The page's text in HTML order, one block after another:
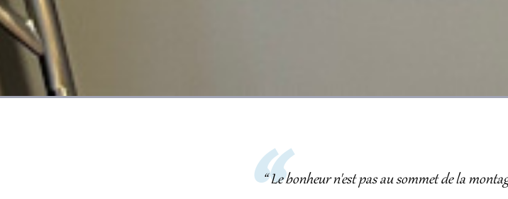
“ Le bonheur n'est pas au sommet de la